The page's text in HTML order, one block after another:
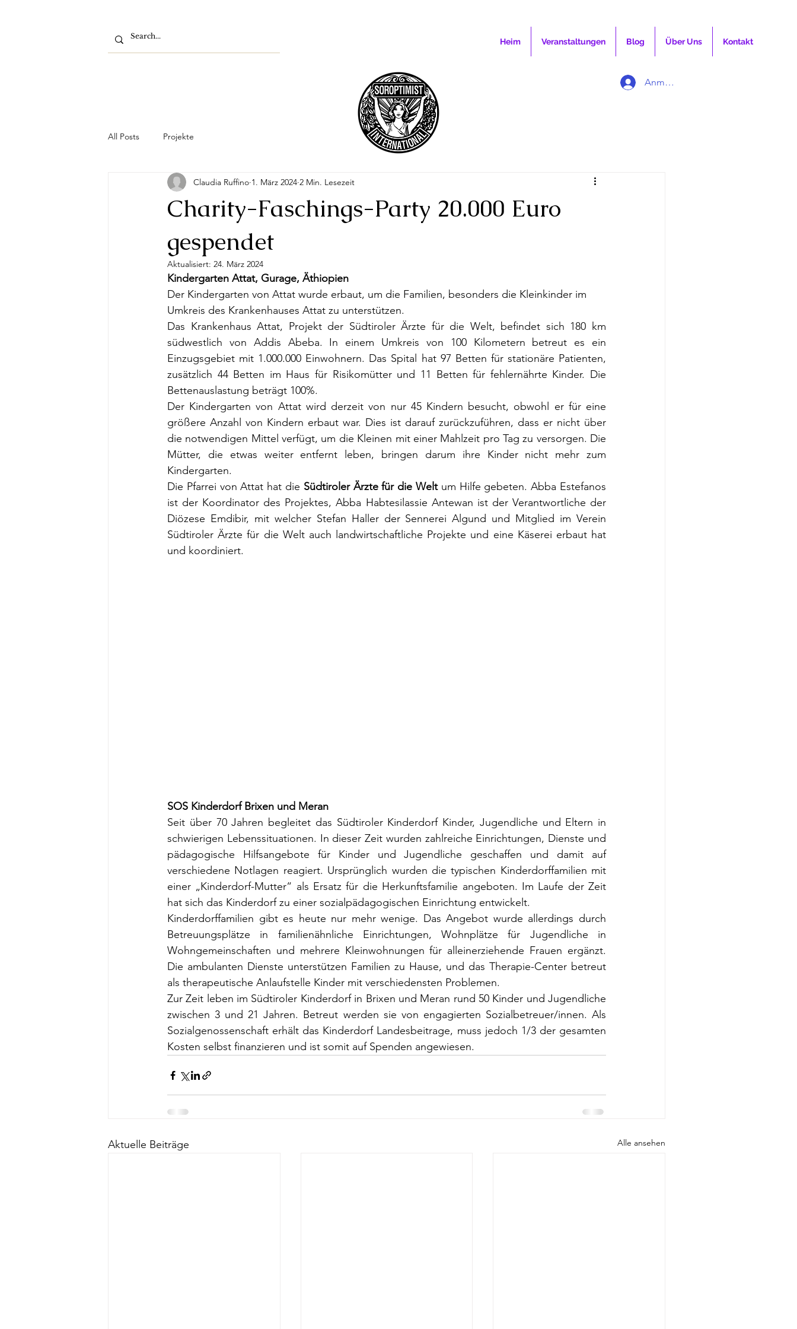
Heim Veranstaltungen Blog Über Uns Kontakt
Anmelden
All Posts Projekte
Charity-Faschings-Party 20.000 Euro
gespendet
Claudia Ruffino 1. März 2024 2 Min. Lesezeit
Aktualisiert: 24. März 2024
Kindergarten Attat, Gurage, Äthiopien
Der Kindergarten von Attat wurde erbaut, um die Familien, besonders die Kleinkinder im
Umkreis des Krankenhauses Attat zu unterstützen.
Das Krankenhaus Attat, Projekt der Südtiroler Ärzte für die Welt, befindet sich 180 km
südwestlich von Addis Abeba. In einem Umkreis von 100 Kilometern betreut es ein
Einzugsgebiet mit 1.000.000 Einwohnern. Das Spital hat 97 Betten für stationäre Patienten,
zusätzlich 44 Betten im Haus für Risikomütter und 11 Betten für fehlernährte Kinder. Die
Bettenauslastung beträgt 100%.
Der Kindergarten von Attat wird derzeit von nur 45 Kindern besucht, obwohl er für eine
größere Anzahl von Kindern erbaut war. Dies ist darauf zurückzuführen, dass er nicht über
die notwendigen Mittel verfügt, um die Kleinen mit einer Mahlzeit pro Tag zu versorgen. Die
Mütter, die etwas weiter entfernt leben, bringen darum ihre Kinder nicht mehr zum
Kindergarten.
Die Pfarrei von Attat hat die Südtiroler Ärzte für die Welt um Hilfe gebeten. Abba Estefanos
ist der Koordinator des Projektes, Abba Habtesilassie Antewan ist der Verantwortliche der
Diözese Emdibir, mit welcher Stefan Haller der Sennerei Algund und Mitglied im Verein
Südtiroler Ärzte für die Welt auch landwirtschaftliche Projekte und eine Käserei erbaut hat
und koordiniert.
SOS Kinderdorf Brixen und Meran
Seit über 70 Jahren begleitet das Südtiroler Kinderdorf Kinder, Jugendliche und Eltern in
schwierigen Lebenssituationen. In dieser Zeit wurden zahlreiche Einrichtungen, Dienste und
pädagogische Hilfsangebote für Kinder und Jugendliche geschaffen und damit auf
verschiedene Notlagen reagiert. Ursprünglich wurden die typischen Kinderdorffamilien mit
einer „Kinderdorf-Mutter“ als Ersatz für die Herkunftsfamilie angeboten. Im Laufe der Zeit
hat sich das Kinderdorf zu einer sozialpädagogischen Einrichtung entwickelt.
Kinderdorffamilien gibt es heute nur mehr wenige. Das Angebot wurde allerdings durch
Betreuungsplätze in familienähnliche Einrichtungen, Wohnplätze für Jugendliche in
Wohngemeinschaften und mehrere Kleinwohnungen für alleinerziehende Frauen ergänzt.
Die ambulanten Dienste unterstützen Familien zu Hause, und das Therapie-Center betreut
als therapeutische Anlaufstelle Kinder mit verschiedensten Problemen.
Zur Zeit leben im Südtiroler Kinderdorf in Brixen und Meran rund 50 Kinder und Jugendliche
zwischen 3 und 21 Jahren. Betreut werden sie von engagierten Sozialbetreuer/innen. Als
Sozialgenossenschaft erhält das Kinderdorf Landesbeitrage, muss jedoch 1/3 der gesamten
Kosten selbst finanzieren und ist somit auf Spenden angewiesen.
Aktuelle Beiträge Alle ansehen